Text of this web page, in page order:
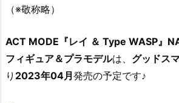
（※敬称略）
ACT MODE『レイ ＆ Type WASP』
フィギュア＆プラモデルは、 グッドス
り 2023年04月 発売の予定です♪